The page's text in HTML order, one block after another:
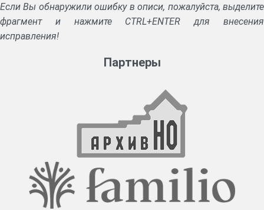
Если Вы обнаружили ошибку в описи, пожалуйста, выделите
фрагмент и нажмите CTRL+ENTER для внесения
исправления!
Партнеры